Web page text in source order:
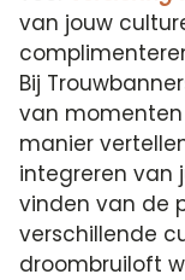
van jouw
Bij
van
manier
integreren van
vinden van de
verschillende
droombruiloft